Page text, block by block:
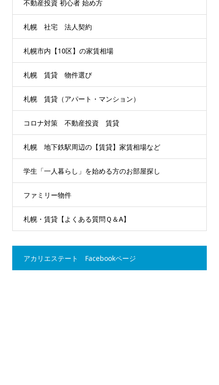
不動産投資 初心者 始め方
札幌 社宅 法人契約
札幌市内【10区】の家賃相場
札幌 賃貸 物件選び
札幌 賃貸（アパート・マンション）
コロナ対策 不動産投資 賃貸
札幌 地下鉄駅周辺の【賃貸】家賃相場など
学生「一人暮らし」を始める方のお部屋探し
ファミリー物件
札幌・賃貸【よくある質問Ｑ＆A】
アカリエステート Facebookページ